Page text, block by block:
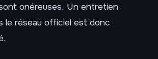
onéreuses. Un entretien
le réseau officiel est donc